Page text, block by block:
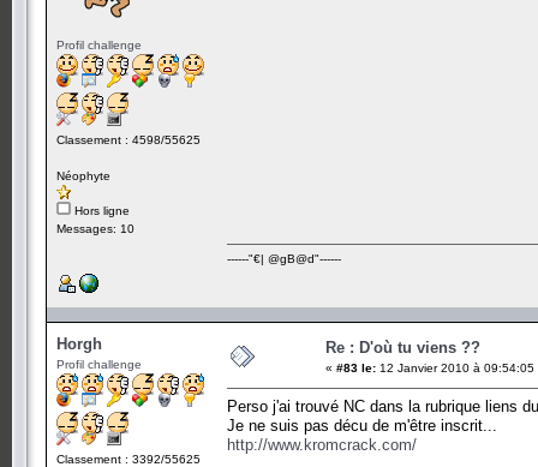
Profil challenge
Classement : 4598/55625
Néophyte
Hors ligne
Messages: 10
------"€| @gB@d"------
Horgh
Profil challenge
Classement : 3392/55625
Re : D'où tu viens ??
« #83 le: 12 Janvier 2010 à 09:54:05
Perso j'ai trouvé NC dans la rubrique liens
Je ne suis pas décu de m'être inscrit...
http://www.kromcrack.com/